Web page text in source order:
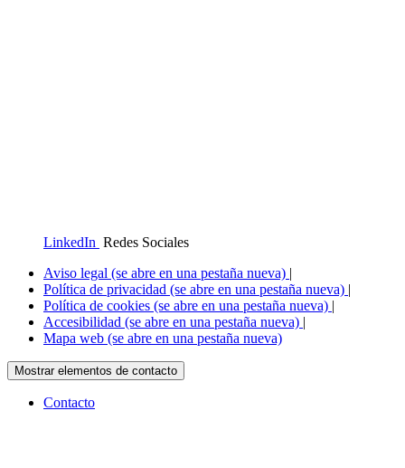
LinkedIn Redes Sociales
Aviso legal (se abre en una pestaña nueva) |
Política de privacidad (se abre en una pestaña nueva) |
Política de cookies (se abre en una pestaña nueva) |
Accesibilidad (se abre en una pestaña nueva) |
Mapa web (se abre en una pestaña nueva)
Mostrar elementos de contacto
Contacto